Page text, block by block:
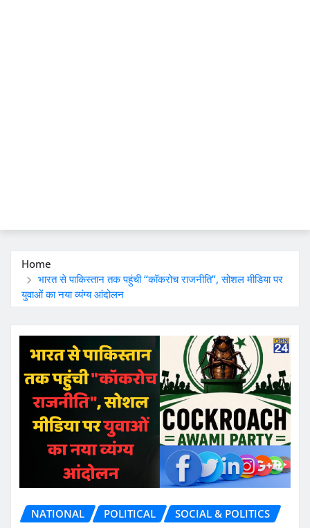
Home
भारत से पाकिस्तान तक पहुंची “कॉकरोच राजनीति”, सोशल मीडिया पर
युवाओं का नया व्यंग्य आंदोलन
NATIONAL POLITICAL SOCIAL & POLITICS